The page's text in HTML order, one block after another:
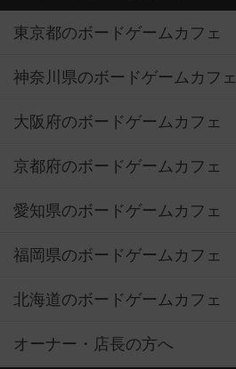
東京都のボードゲームカフェ
神奈川県のボードゲームカフェ
大阪府のボードゲームカフェ
京都府のボードゲームカフェ
愛知県のボードゲームカフェ
福岡県のボードゲームカフェ
北海道のボードゲームカフェ
オーナー・店長の方へ